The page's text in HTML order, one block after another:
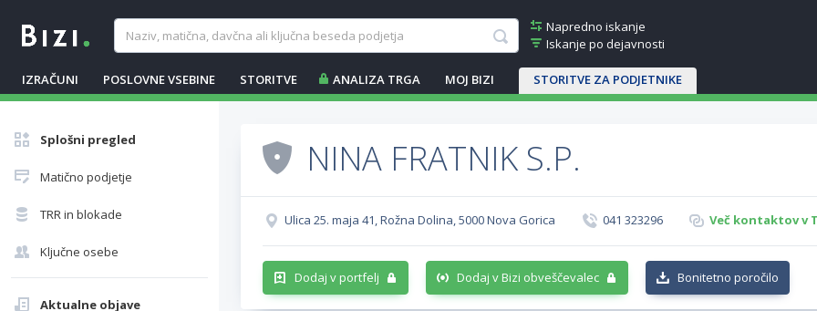
Napredno iskanje
Iskanje po dejavnosti
IZRAČUNI POSLOVNE VSEBINE STORITVE ANALIZA TRGA MOJ BIZI STORITVE ZA PODJETNIKE
Splošni pregled
Matično podjetje
TRR in blokade
Ključne osebe
Aktualne objave
NINA FRATNIK S.P.
Ulica 25. maja 41, Rožna Dolina, 5000 Nova Gorica 041 323296 Več kontaktov v
Dodaj v portfelj Dodaj v Bizi obveščevalec Bonitetno poročilo